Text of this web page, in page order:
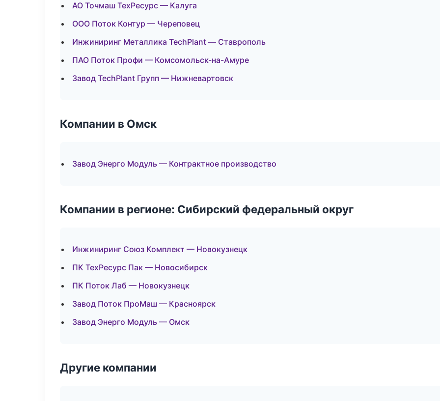
АО Точмаш ТехРесурс — Калуга
ООО Поток Контур — Череповец
Инжиниринг Металлика TechPlant — Ставрополь
ПАО Поток Профи — Комсомольск-на-Амуре
Завод TechPlant Групп — Нижневартовск
Компании в Омск
Завод Энерго Модуль — Контрактное производство
Компании в регионе: Сибирский федеральный округ
Инжиниринг Союз Комплект — Новокузнецк
ПК ТехРесурс Пак — Новосибирск
ПК Поток Лаб — Новокузнецк
Завод Поток ПроМаш — Красноярск
Завод Энерго Модуль — Омск
Другие компании